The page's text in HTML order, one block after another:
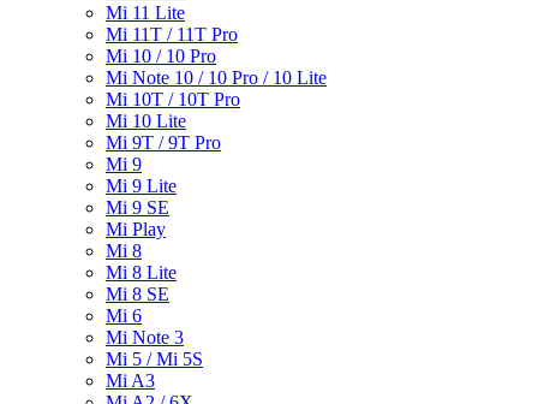
Mi 11 Lite
Mi 11T / 11T Pro
Mi 10 / 10 Pro
Mi Note 10 / 10 Pro / 10 Lite
Mi 10T / 10T Pro
Mi 10 Lite
Mi 9T / 9T Pro
Mi 9
Mi 9 Lite
Mi 9 SE
Mi Play
Mi 8
Mi 8 Lite
Mi 8 SE
Mi 6
Mi Note 3
Mi 5 / Mi 5S
Mi A3